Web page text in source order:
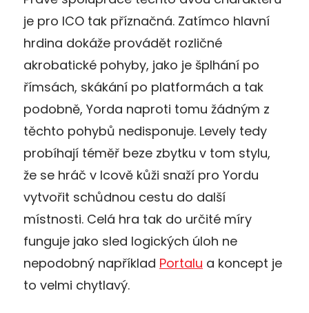
je pro ICO tak příznačná. Zatímco hlavní
hrdina dokáže provádět rozličné
akrobatické pohyby, jako je šplhání po
římsách, skákání po platformách a tak
podobně, Yorda naproti tomu žádným z
těchto pohybů nedisponuje. Levely tedy
probíhají téměř beze zbytku v tom stylu,
že se hráč v Icově kůži snaží pro Yordu
vytvořit schůdnou cestu do další
místnosti. Celá hra tak do určité míry
funguje jako sled logických úloh ne
nepodobný například Portalu a koncept je
to velmi chytlavý.